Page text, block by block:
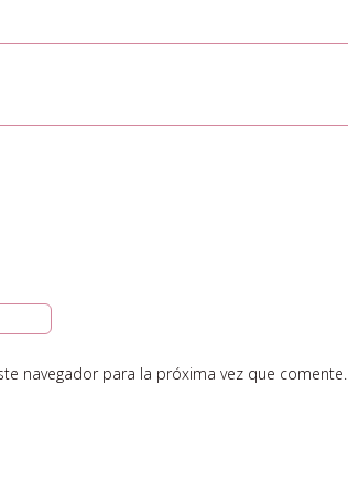
navegador para la próxima vez que comente.